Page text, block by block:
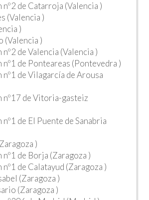
de Catarroja (Valencia )
(Valencia )
)
(Valencia )
de Valencia (Valencia )
de Ponteareas (Pontevedra )
de Vilagarcía de Arousa
de Vitoria-gasteiz
de El Puente de Sanabria
)
de Borja (Zaragoza )
de Calatayud (Zaragoza )
(Zaragoza )
(Zaragoza )